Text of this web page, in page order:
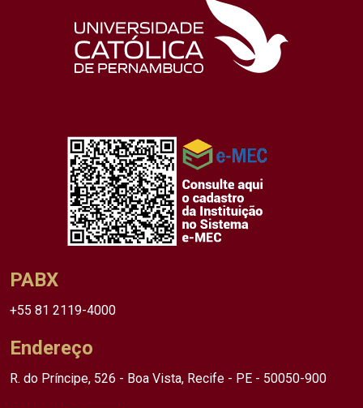
PABX
+55 81 2119-4000
Endereço
R. do Príncipe, 526 - Boa Vista, Recife - PE - 50050-900